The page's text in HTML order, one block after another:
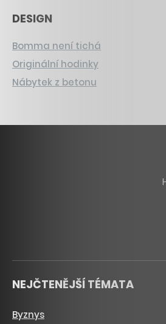
DESIGN
Bomma není tichá
Originální hodinky
Nábytek z betonu
NEJČTENĚJŠÍ TÉMATA
Byznys